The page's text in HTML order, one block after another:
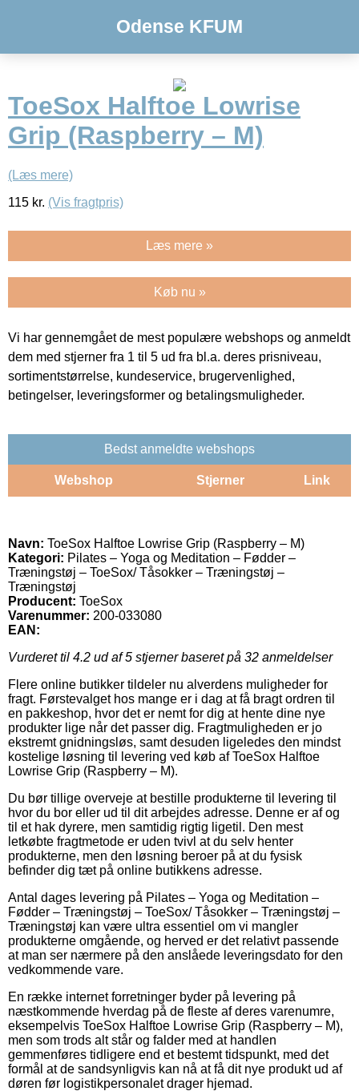
Odense KFUM
ToeSox Halftoe Lowrise
Grip (Raspberry – M)
(Læs mere)
115 kr. (Vis fragtpris)
Læs mere »
Køb nu »
Vi har gennemgået de mest populære webshops og anmeldt
dem med stjerner fra 1 til 5 ud fra bl.a. deres prisniveau,
sortimentstørrelse, kundeservice, brugervenlighed,
betingelser, leveringsformer og betalingsmuligheder.
Bedst anmeldte webshops
Webshop Stjerner Link
Navn: ToeSox Halftoe Lowrise Grip (Raspberry – M)
Kategori: Pilates – Yoga og Meditation – Fødder –
Træningstøj – ToeSox/ Tåsokker – Træningstøj –
Træningstøj
Producent: ToeSox
Varenummer: 200-033080
EAN:
Vurderet til 4.2 ud af 5 stjerner baseret på 32 anmeldelser
Flere online butikker tildeler nu alverdens muligheder for
fragt. Førstevalget hos mange er i dag at få bragt ordren til
en pakkeshop, hvor det er nemt for dig at hente dine nye
produkter lige når det passer dig. Fragtmuligheden er jo
ekstremt gnidningsløs, samt desuden ligeledes den mindst
kostelige løsning til levering ved køb af ToeSox Halftoe
Lowrise Grip (Raspberry – M).
Du bør tillige overveje at bestille produkterne til levering til
hvor du bor eller ud til dit arbejdes adresse. Denne er af og
til et hak dyrere, men samtidig rigtig ligetil. Den mest
letkøbte fragtmetode er uden tvivl at du selv henter
produkterne, men den løsning beroer på at du fysisk
befinder dig tæt på online butikkens adresse.
Antal dages levering på Pilates – Yoga og Meditation –
Fødder – Træningstøj – ToeSox/ Tåsokker – Træningstøj –
Træningstøj kan være ultra essentiel om vi mangler
produkterne omgående, og herved er det relativt passende
at man ser nærmere på den anslåede leveringsdato for den
vedkommende vare.
En række internet forretninger byder på levering på
næstkommende hverdag på de fleste af deres varenumre,
eksempelvis ToeSox Halftoe Lowrise Grip (Raspberry – M),
men som trods alt står og falder med at handlen
gemmenføres tidligere end et bestemt tidspunkt, med det
formål at de sandsynligvis kan nå at få dit nye produkt ud af
døren før logistikpersonalet drager hjemad.